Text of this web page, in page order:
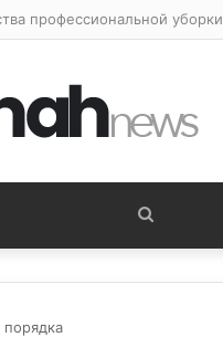
профессиональной уборки
Поиск...